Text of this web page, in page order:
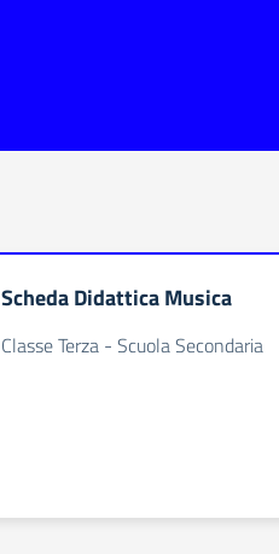
Scheda Didattica Musica
Classe Terza - Scuola Secondaria